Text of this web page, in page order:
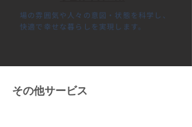
場の雰囲気や人々の意図・状態を科学し、
快適で幸せな暮らしを実現します。
その他サービス